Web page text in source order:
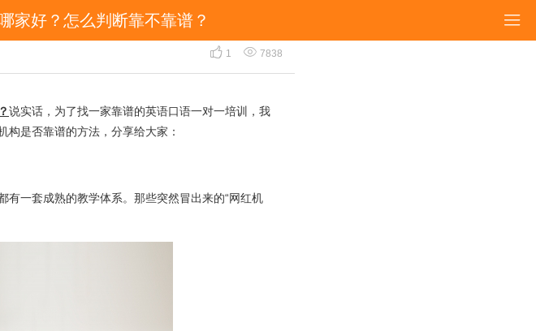

家好？怎么判断靠不靠谱？
家好？怎么判断靠不靠谱？
 1  7838
说实话，为了找一家靠谱的英语口语一对一培训，我
是否靠谱的方法，分享给大家：
一套成熟的教学体系。那些突然冒出来的“网红机